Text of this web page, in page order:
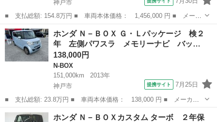
神戸市
■ 支払総額: 154.8万円 ■ 車両本体価格： 1,456,000 円 ■ メーカ
ー名： ホンダ ■ 車種名： Ｎ－ＢＯＸ ■ グレード名： ヒョウ
ジュン 保証書／ホンダセンシング／電動スライドドア／シートヒー
ター 前...
兵庫 神戸市 N-BOX
ホンダ Ｎ－ＢＯＸ Ｇ・Ｌパッケージ 検２
年 左側パワスラ メモリーナビ バッ…
138,000円
N-BOX
151,000km
2013年
神戸市
提携サイト 7月25日
■ 支払総額: 23.8万円 ■ 車両本体価格： 138,000 円 ■ メーカー
名： ホンダ ■ 車種名： Ｎ－ＢＯＸ ■ グレード名： Ｇ・Ｌパ
ッケージ 検２年 左側パワスラ メモリーナビ バックカメラ Ｅ
兵庫 神戸市 N-BOX
ホンダ Ｎ－ＢＯＸカスタム ターボ ２年保